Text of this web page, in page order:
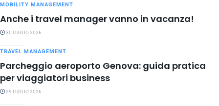
MOBILITY MANAGEMENT
Anche i travel manager vanno in vacanza!
30 LUGLIO 2026
TRAVEL MANAGEMENT
Parcheggio aeroporto Genova: guida pratica
per viaggiatori business
29 LUGLIO 2026